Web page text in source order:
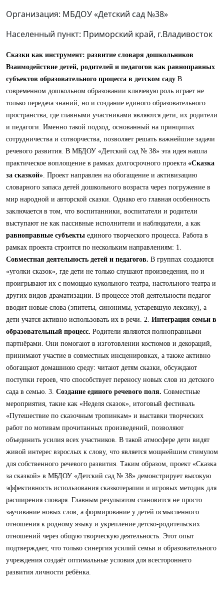
Организация: МБДОУ «Детский сад №38»
Населенный пункт: Приморский край, г.Владивосток
Сказки как инструмент: развитие словаря дошкольников
Взаимодействие детей, родителей и педагогов как равноправных
субъектов образовательного процесса в детском саду В
современном дошкольном образовании ключевую роль играет не
только передача знаний, но и создание единого образовательного
пространства, где главными участниками являются дети, их родители
и педагоги. Именно такой подход, основанный на принципах
сотрудничества и сотворчества, позволяет решать важнейшие задачи
речевого развития. В МБДОУ «Детский сад № 38» эта идея нашла
практическое воплощение в рамках долгосрочного проекта «Сказка
за сказкой». Проект направлен на обогащение и активизацию
словарного запаса детей дошкольного возраста через погружение в
мир народной и авторской сказки. Однако его главная особенность
заключается в том, что воспитанники, воспитатели и родители
выступают не как пассивные исполнители и наблюдатели, а как
равноправные субъекты единого творческого процесса. Работа в
рамках проекта строится по нескольким направлениям: 1.
Совместная деятельность детей и педагогов. В группах создаются
«уголки сказок», где дети не только слушают произведения, но и
проигрывают их с помощью кукольного театра, настольного театра и
других видов драматизации. В процессе этой деятельности педагог
вводит новые слова (эпитеты, синонимы, устаревшую лексику), а
дети учатся активно использовать их в речи. 2. Интеграция семьи в
образовательный процесс. Родители являются полноправными
партнёрами. Они помогают в изготовлении костюмов и декораций,
принимают участие в совместных инсценировках, а также активно
обогащают домашнюю среду: читают детям сказки, обсуждают
поступки героев, что способствует переносу новых слов из детского
сада в семью. 3. Создание единого речевого поля. Совместные
мероприятия, такие как «Неделя сказок», итоговый фестиваль
«Путешествие по сказочным тропинкам» и выставки творческих
работ по мотивам прочитанных произведений, позволяют
объединить усилия всех участников. В такой атмосфере дети видят
живой интерес взрослых к слову, что является мощнейшим стимулом
для собственного речевого развития. Таким образом, проект «Сказка
за сказкой» в МБДОУ «Детский сад № 38» демонстрирует высокую
эффективность использования сказкотерапии и игровых методик для
расширения словаря. Главным результатом становится не просто
заучивание новых слов, а формирование у детей осмысленного
отношения к родному языку и укрепление детско-родительских
отношений через общую творческую деятельность. Этот опыт
подтверждает, что только синергия усилий семьи и образовательного
учреждения создаёт оптимальные условия для всестороннего
развития личности ребёнка.